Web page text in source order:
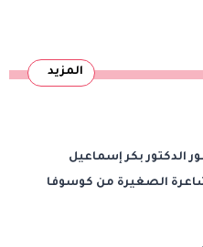
المزيد
الدكتور بكر إسماعيل
الصغيرة من كوسوفا